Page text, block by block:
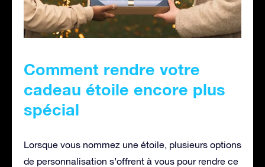
Comment rendre votre
cadeau étoile encore plus
spécial
Lorsque vous nommez une étoile, plusieurs options
de personnalisation s’offrent à vous pour rendre ce